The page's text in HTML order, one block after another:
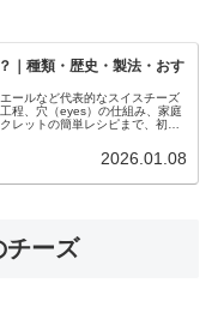
｜種類・歴史・製法・おす
ールなど代表的なスイスチーズ
程、穴（eyes）の仕組み、家庭
レットの簡単レシピまで、初心
2026.01.08
チーズ